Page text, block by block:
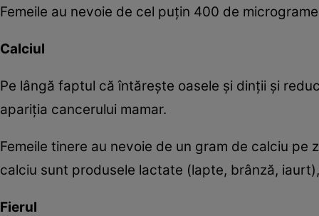
Femeile au nevoie de cel puţin 400 de
Calciul
Pe lângă faptul că întăreşte oasele şi dinţii şi
apariţia cancerului mamar.
Femeile tinere au nevoie de un gram de calciu
calciu sunt produsele lactate (lapte, brânză,
Fierul